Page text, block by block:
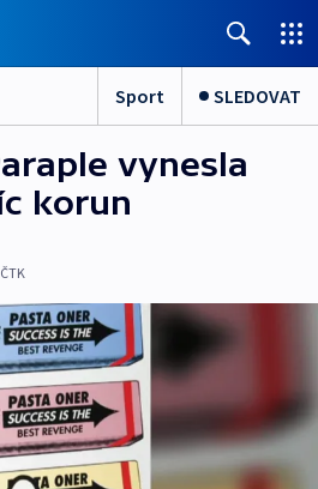
Sport SLEDOVAT
vynesla
korun
ČTK